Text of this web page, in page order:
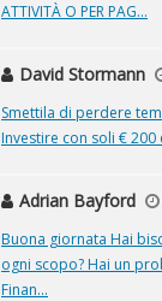
ATTIVITÀ O PER PAG...
David Stormann
Smettila di perdere
Investire con soli €
Adrian Bayford
Buona giornata Hai
ogni scopo? Hai un
Finan...